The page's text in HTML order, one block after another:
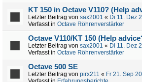
KT 150 in Octave V110? (Help
Letzter Beitrag von sax2001 « Di 11. Dez
Verfasst in Octave Röhrenverstärker
Octave V110/KT 150 (Help
Letzter Beitrag von sax2001 « Di 11. Dez
Verfasst in Octave Röhrenverstärker
Octave 500 SE
Letzter Beitrag von pirx211 « Fr 21. Sep